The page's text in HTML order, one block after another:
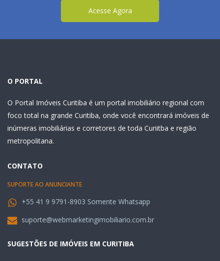
Acesse Agora
O PORTAL
O Portal Imóveis Curitiba é um portal imobiliário regional com
foco total na grande Curitiba, onde você encontrará imóveis de
inúmeras imobiliárias e corretores de toda Curiitba e região
metropolitana.
CONTATO
SUPORTE AO ANUNCIANTE
+55 41 9 9791-8903 Somente Whatsapp
suporte@webmarketingimobiliario.com.br
SUGESTÕES DE IMÓVEIS EM CURITIBA